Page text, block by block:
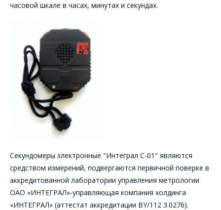
часовой шкале в часах, минутах и секундах.
Секундомеры электронные "Интеграл С-01" являются
средством измерений, подвергаются первичной поверке в
аккредитованной лаборатории управления метрологии
ОАО «ИНТЕГРАЛ»-управляющая компания холдинга
«ИНТЕГРАЛ» (аттестат аккредитации BY/112 3.0276).